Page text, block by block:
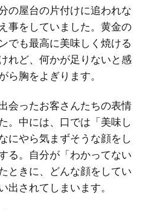
の屋台の片付けに追われな
事をしていました。黄金の
でも最高に美味しく焼ける
ど、何かが足りないと感
ら胸をよぎります。
会ったお客さんたちの表情
。中には、口では「美味し
にやら気まずそうな顔をし
る。自分が「わかってない
ときに、どんな顔をしてい
出されてしまいます。